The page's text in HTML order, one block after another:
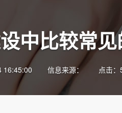
中比较常
16:45:00 信息来源： 点击